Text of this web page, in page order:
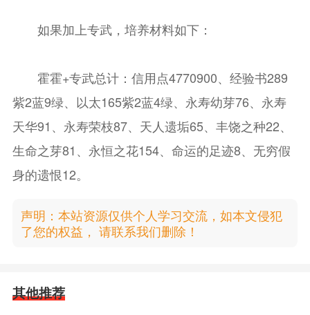
如果加上专武，培养材料如下：
霍霍+专武总计：信用点4770900、经验书289
紫2蓝9绿、以太165紫2蓝4绿、永寿幼芽76、永寿
天华91、永寿荣枝87、天人遗垢65、丰饶之种22、
生命之芽81、永恒之花154、命运的足迹8、无穷假
身的遗恨12。
声明：本站资源仅供个人学习交流，如本文侵犯
了您的权益， 请联系我们删除！
其他推荐